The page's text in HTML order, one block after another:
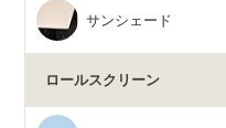
サンシェード
ロールスクリーン